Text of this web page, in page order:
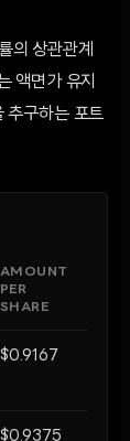
의 상관관계
액면가 유지
추구하는 포트
AMOUNT
PER
SHARE
$0.9167
$0.9375